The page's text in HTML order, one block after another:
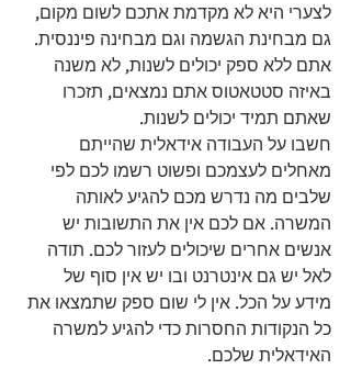
לצערי היא לא מקדמת אתכם לשום מקום,
גם מבחינת הגשמה וגם מבחינה פיננסית.
אתם ללא ספק יכולים לשנות, לא משנה
באיזה סטטאטוס אתם נמצאים, תזכרו
שאתם תמיד יכולים לשנות.
חשבו על העבודה אידאלית שהייתם
מאחלים לעצמכם ופשוט רשמו לכם לפי
שלבים מה נדרש מכם להגיע לאותה
המשרה. אם לכם אין את התשובות יש
אנשים אחרים שיכולים לעזור לכם. תודה
לאל יש גם אינטרנט ובו יש אין סוף של
מידע על הכל. אין לי שום ספק שתמצאו את
כל הנקודות החסרות כדי להגיע למשרה
האידאלית שלכם.